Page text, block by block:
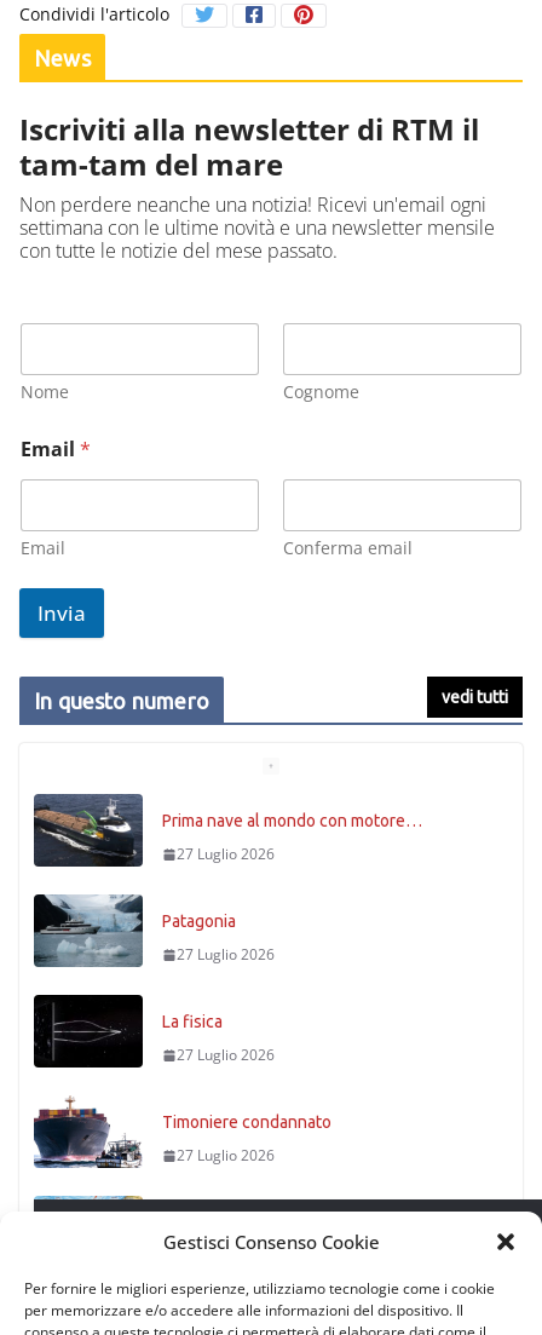
Gestisci Consenso Cookie
Per fornire le migliori esperienze, utilizziamo tecnologie come i cookie
per memorizzare e/o accedere alle informazioni del dispositivo. Il
Condividi l'articolo
News
Iscriviti alla newsletter di RTM il
tam-tam del mare
Non perdere neanche una notizia! Ricevi un'email ogni
settimana con le ultime novità e una newsletter mensile
con tutte le notizie del mese passato.
Nome Cognome
Email *
Email Conferma email
Invia
In questo numero vedi tutti
Prima nave al mondo con motore…
27 Luglio 2026
Patagonia
27 Luglio 2026
La fisica
27 Luglio 2026
Timoniere condannato
27 Luglio 2026
27 Luglio 2026
Leggi successivo